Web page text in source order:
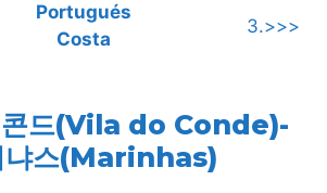
Portugués
Costa
3.>>>
콘드(Vila do Conde)-
냐스(Marinhas)